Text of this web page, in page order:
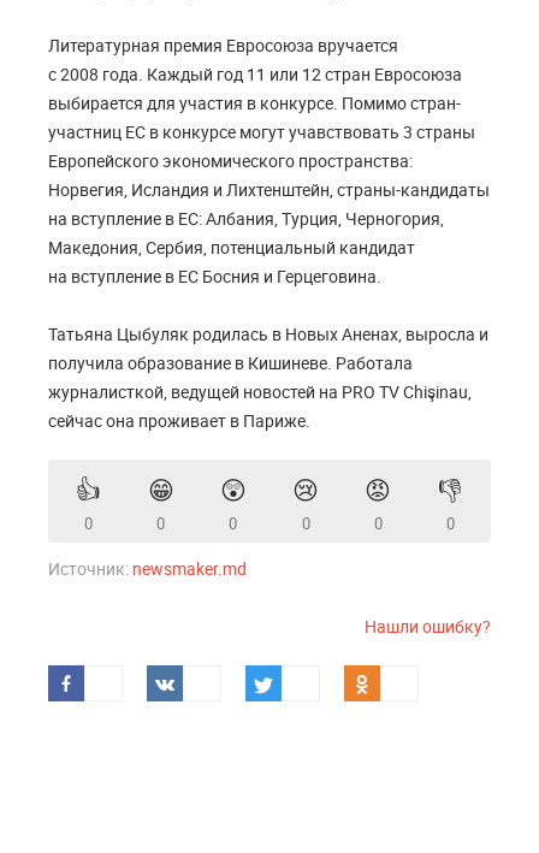
Литературная премия Евросоюза вручается
с 2008 года. Каждый год 11 или 12 стран Евросоюза
выбирается для участия в конкурсе. Помимо стран-
участниц ЕС в конкурсе могут учавствовать 3 страны
Европейского экономического пространства:
Норвегия, Исландия и Лихтенштейн, страны-кандидаты
на вступление в ЕС: Албания, Турция, Черногория,
Македония, Сербия, потенциальный кандидат
на вступление в ЕС Босния и Герцеговина.
Татьяна Цыбуляк родилась в Новых Аненах, выросла и
получила образование в Кишиневе. Работала
журналисткой, ведущей новостей на PRO TV Chişinau,
сейчас она проживает в Париже.
👍
0
😁
0
😲
0
😢
0
😡
0
👎
0
Источник: newsmaker.md
Нашли ошибку?